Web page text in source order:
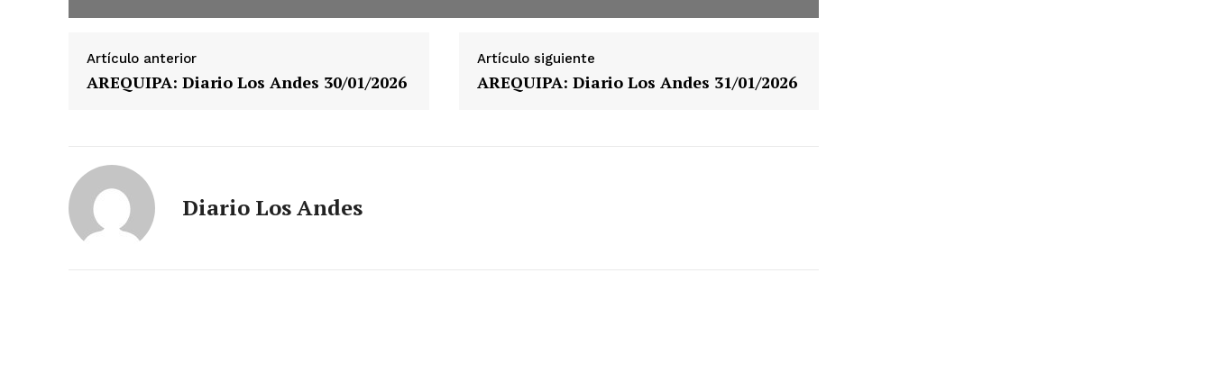
Artículo anterior
AREQUIPA: Diario Los Andes 30/01/2026
Artículo siguiente
AREQUIPA: Diario Los Andes 31/01/2026
Diario Los Andes